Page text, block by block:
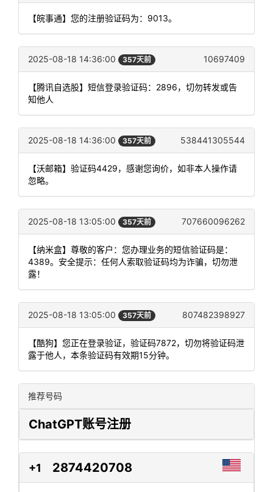
【皖事通】您的注册验证码为：9013。
2025-08-18 14:36:00 357天前 10697409
【腾讯自选股】短信登录验证码：2896，切勿转发或告
知他人
2025-08-18 14:36:00 357天前 538441305544
【沃邮箱】验证码4429，感谢您询价，如非本人操作请
忽略。
2025-08-18 13:05:00 357天前 707660096262
【纳米盒】尊敬的客户：您办理业务的短信验证码是：
4389。安全提示：任何人索取验证码均为诈骗，切勿泄
露！
2025-08-18 13:05:00 357天前 807482398927
【酷狗】您正在登录验证，验证码7872，切勿将验证码泄
露于他人，本条验证码有效期15分钟。
推荐号码
ChatGPT账号注册
+1 2874420708